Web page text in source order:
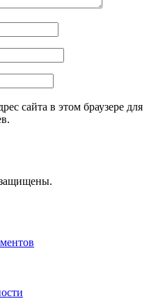
сайта в этом браузере для